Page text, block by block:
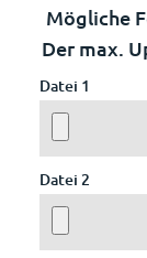
Mögliche
Der max.
Datei 1
Datei 2